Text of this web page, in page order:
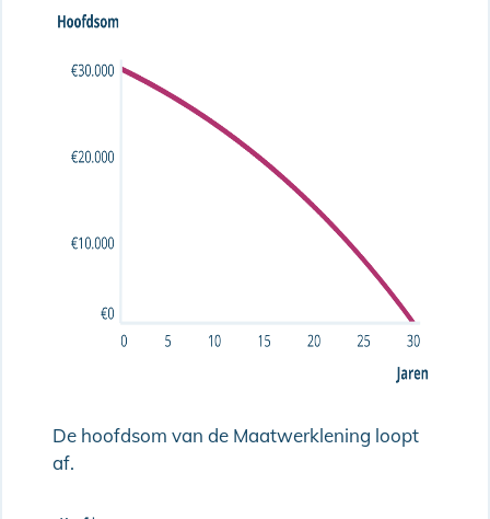
De hoofdsom van de Maatwerklening loopt
af.